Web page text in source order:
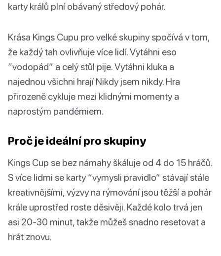
karty králů plní obávaný středový pohár.
Krása Kings Cupu pro velké skupiny spočívá v tom,
že každý tah ovlivňuje více lidí. Vytáhni eso
“vodopád” a celý stůl pije. Vytáhni kluka a
najednou všichni hrají Nikdy jsem nikdy. Hra
přirozeně cykluje mezi klidnými momenty a
naprostým pandémiem.
Proč je ideální pro skupiny
Kings Cup se bez námahy škáluje od 4 do 15 hráčů.
S více lidmi se karty “vymysli pravidlo” stávají stále
kreativnějšími, výzvy na rýmování jsou těžší a pohár
krále uprostřed roste děsivěji. Každé kolo trvá jen
asi 20-30 minut, takže můžeš snadno resetovat a
hrát znovu.